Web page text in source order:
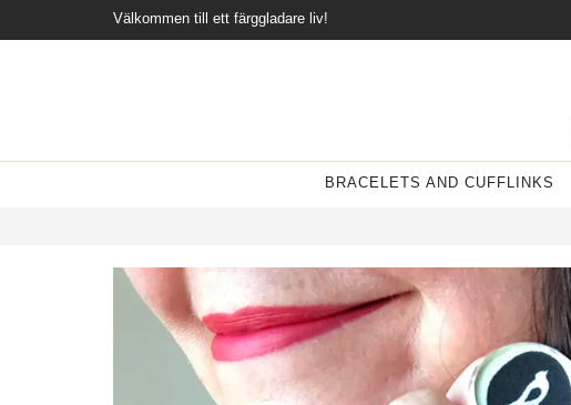
Välkommen till ett färggladare liv!
BRACELETS AND CUFFLINKS